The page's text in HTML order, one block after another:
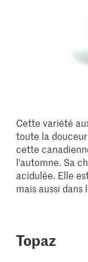
Cette variété
toute la
cette
l'automne. Sa
acidulée. Elle
mais aussi
Topaz